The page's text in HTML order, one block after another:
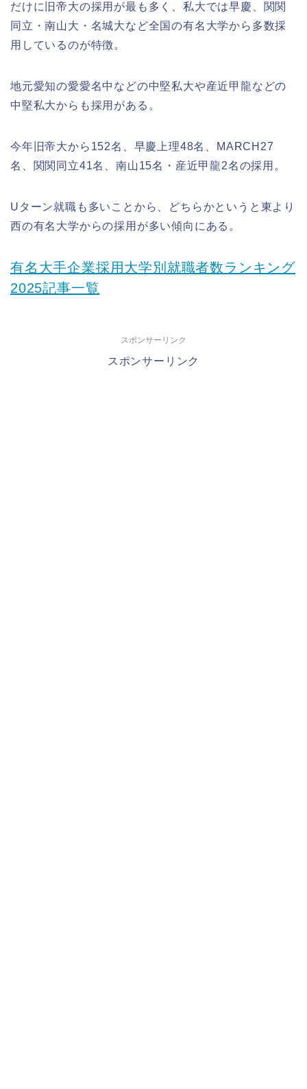
だけに旧帝大の採用が最も多く、私大では早慶、関関
同立・南山大・名城大など全国の有名大学から多数採
用しているのが特徴。
地元愛知の愛愛名中などの中堅私大や産近甲龍などの
中堅私大からも採用がある。
今年旧帝大から152名、早慶上理48名、MARCH27
名、関関同立41名、南山15名・産近甲龍2名の採用。
Uターン就職も多いことから、どちらかというと東より
西の有名大学からの採用が多い傾向にある。
有名大手企業採用大学別就職者数ランキング
2025記事一覧
スポンサーリンク
スポンサーリンク